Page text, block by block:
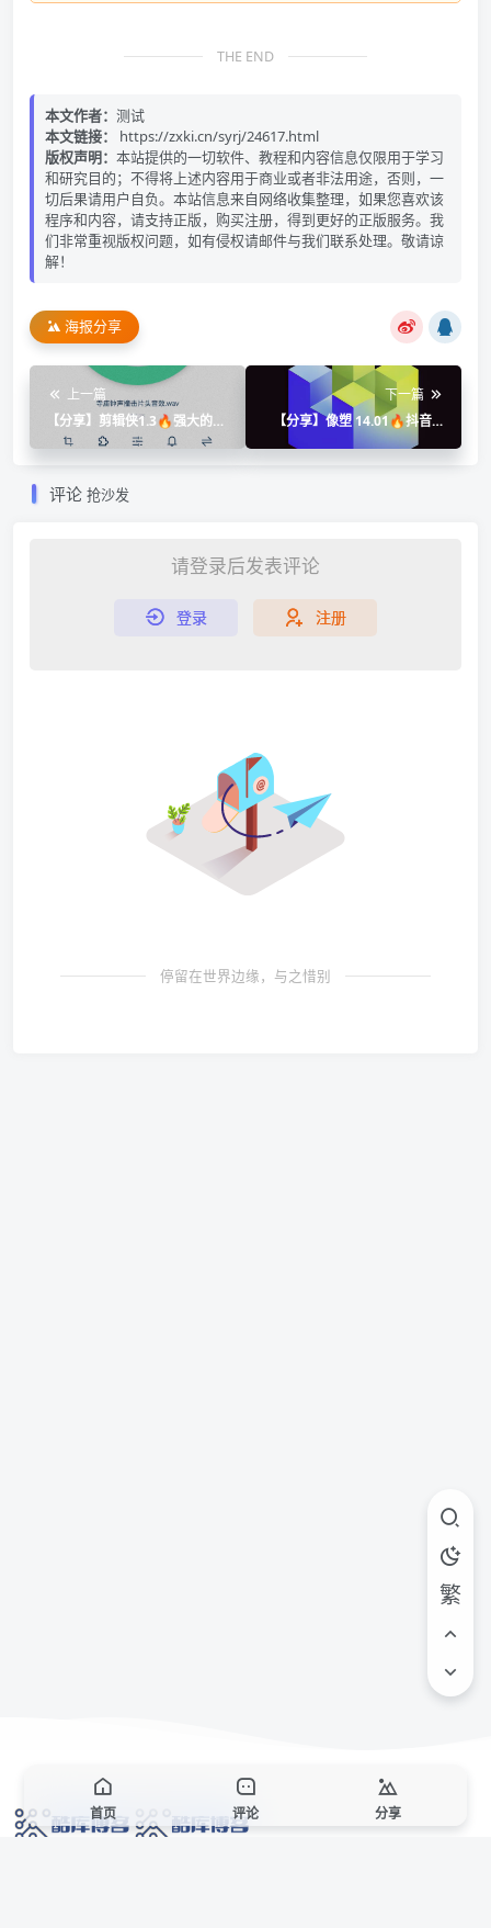
THE END
本文作者： 测试
本文链接：
https://zxki.cn/syrj/24617.html
版权声明： 本站提供的一切软件、教程和内容信息仅限用于学习
和研究目的；不得将上述内容用于商业或者非法用途，否则，一
切后果请用户自负。本站信息来自网络收集整理，如果您喜欢该
程序和内容，请支持正版，购买注册，得到更好的正版服务。我
们非常重视版权问题，如有侵权请邮件与我们联系处理。敬请谅
解！
海报分享
上一篇
【分享】剪辑侠1.3🔥强大的音
频剪辑工具～傻瓜操作即可
下一篇
【分享】像塑 14.01🔥抖音制
作特效赚佣金 抖音小副业🔥
评论 抢沙发
请登录后发表评论
登录 注册
停留在世界边缘，与之惜别
繁
首页 评论 分享